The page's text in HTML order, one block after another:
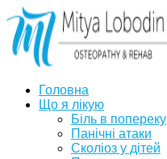
Головна
Що я лікую
Біль в попереку
Панічні атаки
Сколіоз у дітей